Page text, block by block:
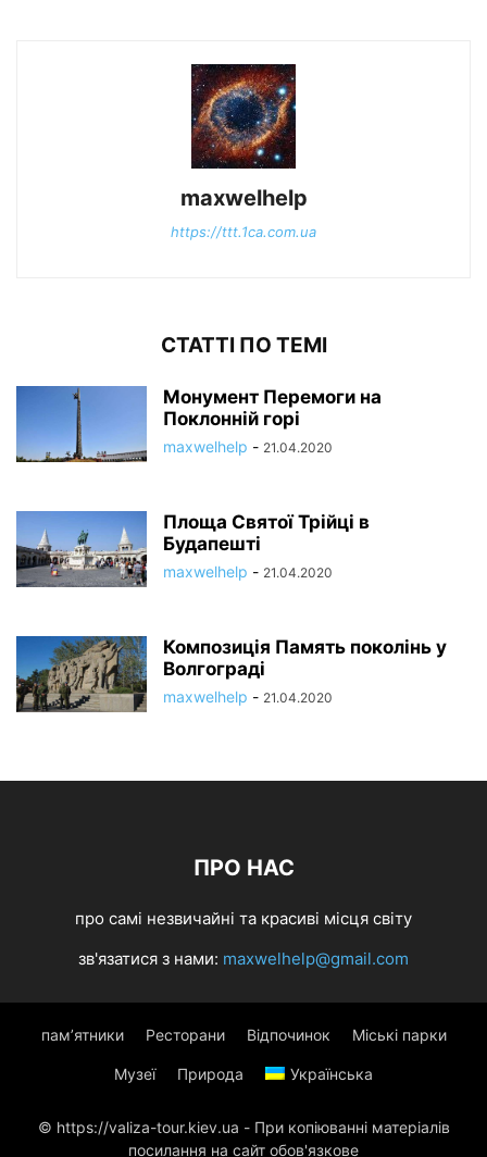
maxwelhelp
https://ttt.1ca.com.ua
СТАТТІ ПО ТЕМІ
Монумент Перемоги на
Поклонній горі
maxwelhelp - 21.04.2020
Площа Святої Трійці в
Будапешті
maxwelhelp - 21.04.2020
Композиція Память поколінь у
Волгограді
maxwelhelp - 21.04.2020
ПРО НАС
про самі незвичайні та красиві місця світу
зв'язатися з нами: maxwelhelp@gmail.com
пам’ятники Ресторани Відпочинок Міські парки
Музеї Природа Українська
© https://valiza-tour.kiev.ua - При копіюванні матеріалів
посилання на сайт обов'язкове